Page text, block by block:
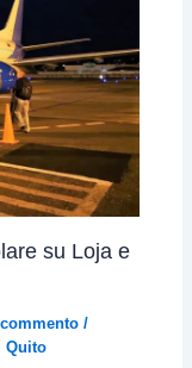
su Loja e
/
Quito